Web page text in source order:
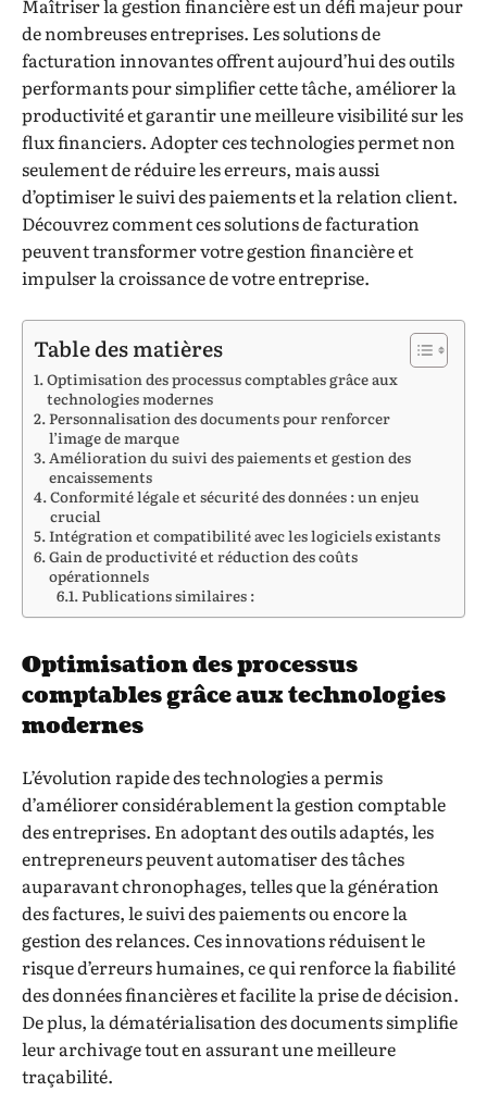
Maîtriser la gestion financière est un défi majeur pour
de nombreuses entreprises. Les solutions de
facturation innovantes offrent aujourd’hui des outils
performants pour simplifier cette tâche, améliorer la
productivité et garantir une meilleure visibilité sur les
flux financiers. Adopter ces technologies permet non
seulement de réduire les erreurs, mais aussi
d’optimiser le suivi des paiements et la relation client.
Découvrez comment ces solutions de facturation
peuvent transformer votre gestion financière et
impulser la croissance de votre entreprise.
Table des matières
Optimisation des processus comptables grâce aux
technologies modernes
Personnalisation des documents pour renforcer
l’image de marque
Amélioration du suivi des paiements et gestion des
encaissements
Conformité légale et sécurité des données : un enjeu
crucial
Intégration et compatibilité avec les logiciels existants
Gain de productivité et réduction des coûts
opérationnels
Publications similaires :
Optimisation des processus
comptables grâce aux technologies
modernes
L’évolution rapide des technologies a permis
d’améliorer considérablement la gestion comptable
des entreprises. En adoptant des outils adaptés, les
entrepreneurs peuvent automatiser des tâches
auparavant chronophages, telles que la génération
des factures, le suivi des paiements ou encore la
gestion des relances. Ces innovations réduisent le
risque d’erreurs humaines, ce qui renforce la fiabilité
des données financières et facilite la prise de décision.
De plus, la dématérialisation des documents simplifie
leur archivage tout en assurant une meilleure
traçabilité.